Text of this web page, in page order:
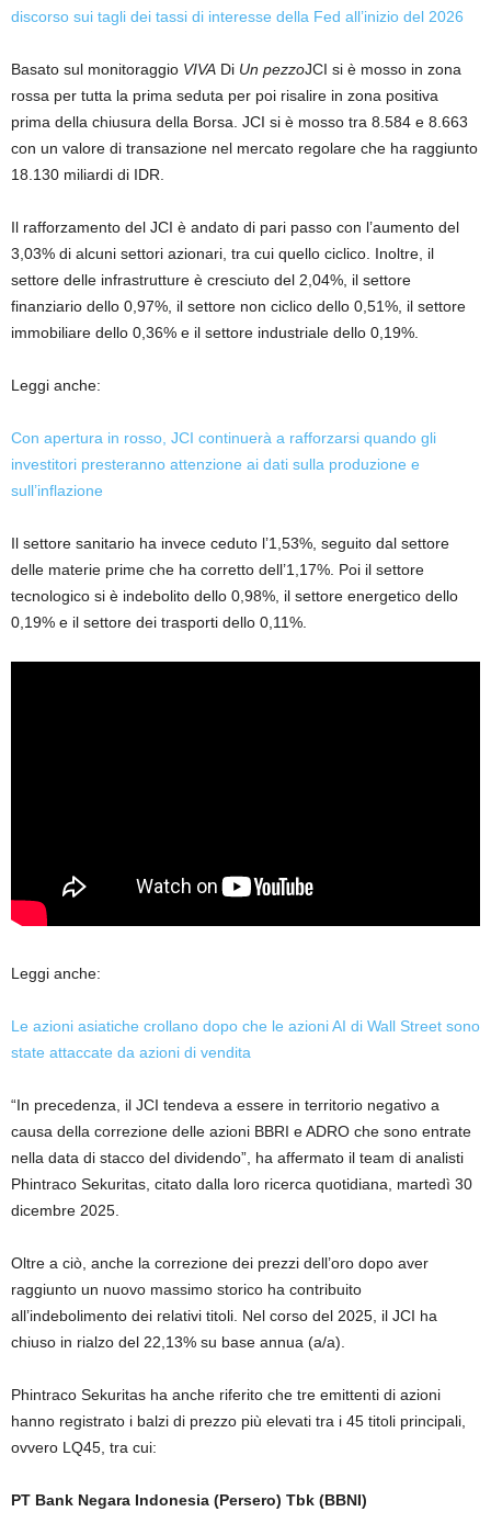
discorso sui tagli dei tassi di interesse della Fed all’inizio del 2026
Basato sul monitoraggio VIVA Di Un pezzoJCI si è mosso in zona
rossa per tutta la prima seduta per poi risalire in zona positiva
prima della chiusura della Borsa. JCI si è mosso tra 8.584 e 8.663
con un valore di transazione nel mercato regolare che ha raggiunto
18.130 miliardi di IDR.
Il rafforzamento del JCI è andato di pari passo con l’aumento del
3,03% di alcuni settori azionari, tra cui quello ciclico. Inoltre, il
settore delle infrastrutture è cresciuto del 2,04%, il settore
finanziario dello 0,97%, il settore non ciclico dello 0,51%, il settore
immobiliare dello 0,36% e il settore industriale dello 0,19%.
Leggi anche:
Con apertura in rosso, JCI continuerà a rafforzarsi quando gli
investitori presteranno attenzione ai dati sulla produzione e
sull’inflazione
Il settore sanitario ha invece ceduto l’1,53%, seguito dal settore
delle materie prime che ha corretto dell’1,17%. Poi il settore
tecnologico si è indebolito dello 0,98%, il settore energetico dello
0,19% e il settore dei trasporti dello 0,11%.
Leggi anche:
Le azioni asiatiche crollano dopo che le azioni AI di Wall Street sono
state attaccate da azioni di vendita
“In precedenza, il JCI tendeva a essere in territorio negativo a
causa della correzione delle azioni BBRI e ADRO che sono entrate
nella data di stacco del dividendo”, ha affermato il team di analisti
Phintraco Sekuritas, citato dalla loro ricerca quotidiana, martedì 30
dicembre 2025.
Oltre a ciò, anche la correzione dei prezzi dell’oro dopo aver
raggiunto un nuovo massimo storico ha contribuito
all’indebolimento dei relativi titoli. Nel corso del 2025, il JCI ha
chiuso in rialzo del 22,13% su base annua (a/a).
Phintraco Sekuritas ha anche riferito che tre emittenti di azioni
hanno registrato i balzi di prezzo più elevati tra i 45 titoli principali,
ovvero LQ45, tra cui:
PT Bank Negara Indonesia (Persero) Tbk (BBNI)